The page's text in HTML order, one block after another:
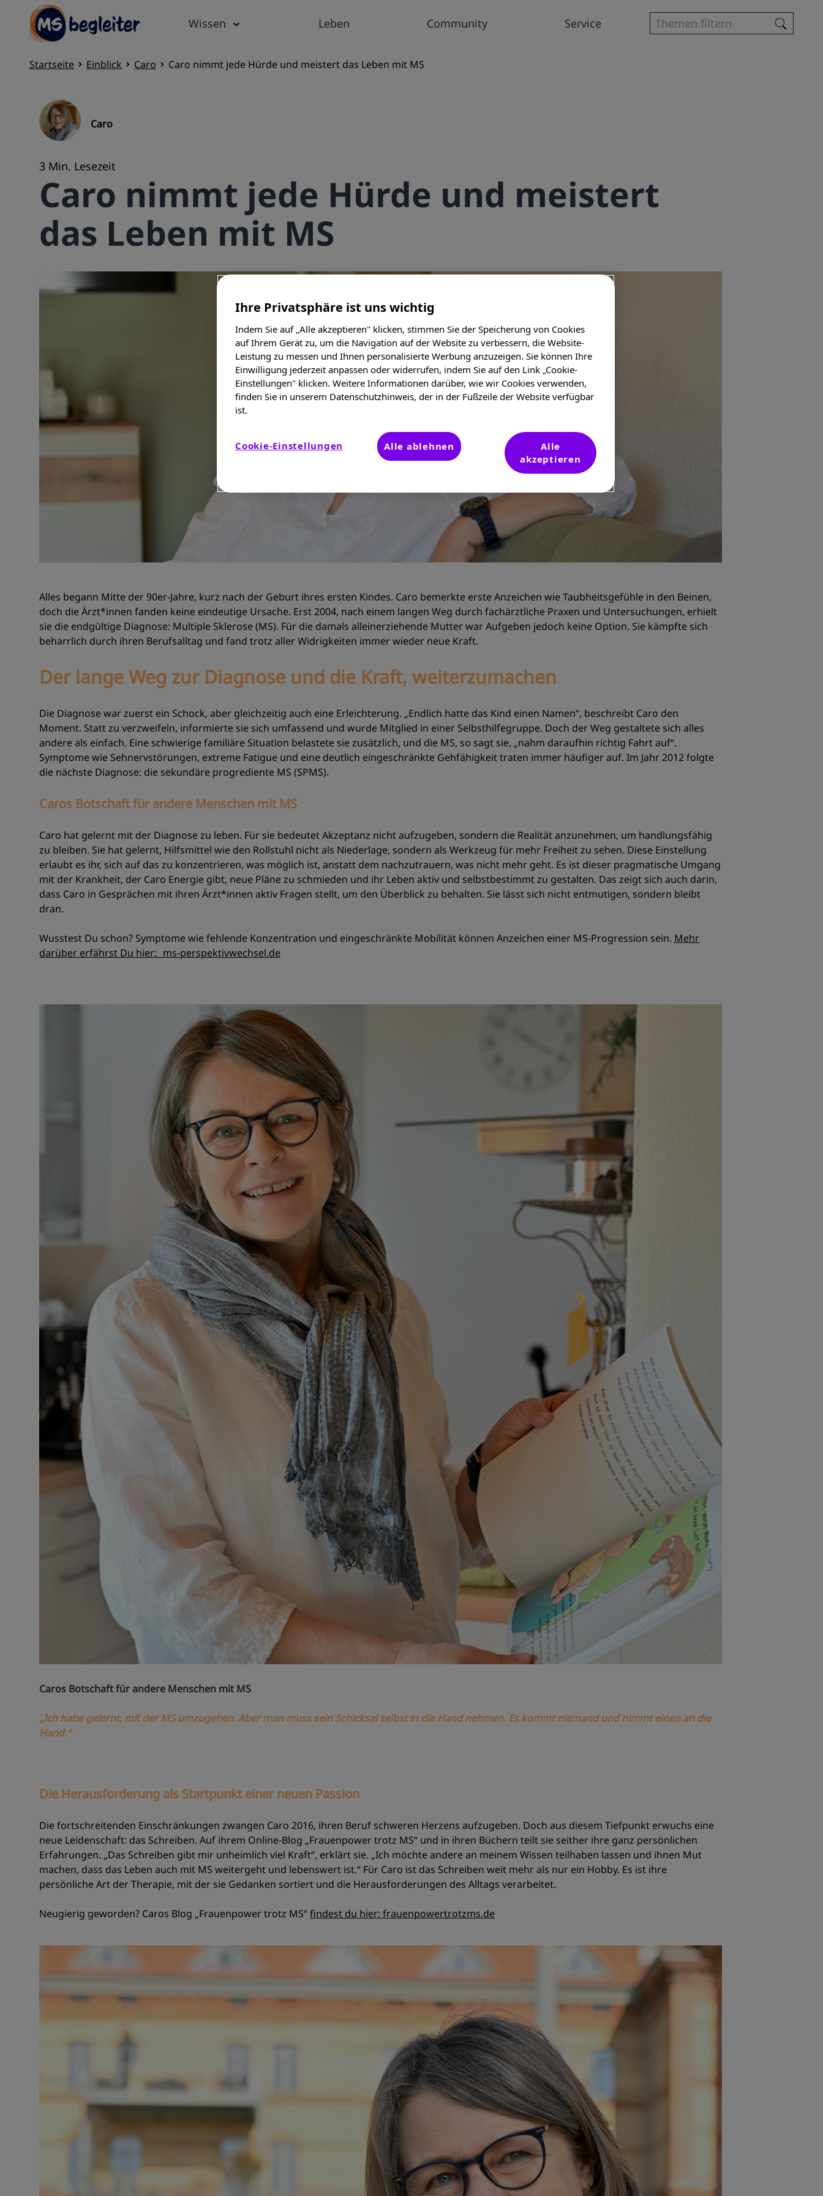
Wissen Leben Community Service
Startseite Einblick Caro Caro nimmt jede Hürde und meistert das Leben mit MS
Caro
3 Min. Lesezeit
Caro nimmt jede Hürde und meistert
das Leben mit MS
Alles begann Mitte der 90er-Jahre, kurz nach der Geburt ihres ersten Kindes. Caro bemerkte erste Anzeichen wie Taubheitsgefühle in den Beinen,
doch die Ärzt*innen fanden keine eindeutige Ursache. Erst 2004, nach einem langen Weg durch fachärztliche Praxen und Untersuchungen, erhielt
sie die endgültige Diagnose: Multiple Sklerose (MS). Für die damals alleinerziehende Mutter war Aufgeben jedoch keine Option. Sie kämpfte sich
beharrlich durch ihren Berufsalltag und fand trotz aller Widrigkeiten immer wieder neue Kraft.
Der lange Weg zur Diagnose und die Kraft, weiterzumachen
Die Diagnose war zuerst ein Schock, aber gleichzeitig auch eine Erleichterung. „Endlich hatte das Kind einen Namen“, beschreibt Caro den
Moment. Statt zu verzweifeln, informierte sie sich umfassend und wurde Mitglied in einer Selbsthilfegruppe. Doch der Weg gestaltete sich alles
andere als einfach. Eine schwierige familiäre Situation belastete sie zusätzlich, und die MS, so sagt sie, „nahm daraufhin richtig Fahrt auf“.
Symptome wie Sehnervstörungen, extreme Fatigue und eine deutlich eingeschränkte Gehfähigkeit traten immer häufiger auf. Im Jahr 2012 folgte
die nächste Diagnose: die sekundäre progrediente MS (SPMS).
Caros Botschaft für andere Menschen mit MS
Caro hat gelernt mit der Diagnose zu leben. Für sie bedeutet Akzeptanz nicht aufzugeben, sondern die Realität anzunehmen, um handlungsfähig
zu bleiben. Sie hat gelernt, Hilfsmittel wie den Rollstuhl nicht als Niederlage, sondern als Werkzeug für mehr Freiheit zu sehen. Diese Einstellung
erlaubt es ihr, sich auf das zu konzentrieren, was möglich ist, anstatt dem nachzutrauern, was nicht mehr geht. Es ist dieser pragmatische Umgang
mit der Krankheit, der Caro Energie gibt, neue Pläne zu schmieden und ihr Leben aktiv und selbstbestimmt zu gestalten. Das zeigt sich auch darin,
dass Caro in Gesprächen mit ihren Ärzt*innen aktiv Fragen stellt, um den Überblick zu behalten. Sie lässt sich nicht entmutigen, sondern bleibt
dran.
Wusstest Du schon? Symptome wie fehlende Konzentration und eingeschränkte Mobilität können Anzeichen einer MS-Progression sein. Mehr
darüber erfährst Du hier: ms-perspektivwechsel.de
Caros Botschaft für andere Menschen mit MS
„Ich habe gelernt, mit der MS umzugehen. Aber man muss sein Schicksal selbst in die Hand nehmen. Es kommt niemand und nimmt einen an die
Hand."
Die Herausforderung als Startpunkt einer neuen Passion
Die fortschreitenden Einschränkungen zwangen Caro 2016, ihren Beruf schweren Herzens aufzugeben. Doch aus diesem Tiefpunkt erwuchs eine
neue Leidenschaft: das Schreiben. Auf ihrem Online-Blog „Frauenpower trotz MS“ und in ihren Büchern teilt sie seither ihre ganz persönlichen
Erfahrungen. „Das Schreiben gibt mir unheimlich viel Kraft“, erklärt sie. „Ich möchte andere an meinem Wissen teilhaben lassen und ihnen Mut
machen, dass das Leben auch mit MS weitergeht und lebenswert ist.“ Für Caro ist das Schreiben weit mehr als nur ein Hobby. Es ist ihre
persönliche Art der Therapie, mit der sie Gedanken sortiert und die Herausforderungen des Alltags verarbeitet.
Neugierig geworden? Caros Blog „Frauenpower trotz MS“findest du hier: frauenpowertrotzms.de
Ihre Privatsphäre ist uns wichtig
Indem Sie auf „Alle akzeptieren" klicken, stimmen Sie der Speicherung von Cookies
auf Ihrem Gerät zu, um die Navigation auf der Website zu verbessern, die Website-
Leistung zu messen und Ihnen personalisierte Werbung anzuzeigen. Sie können Ihre
Einwilligung jederzeit anpassen oder widerrufen, indem Sie auf den Link „Cookie-
Einstellungen" klicken. Weitere Informationen darüber, wie wir Cookies verwenden,
finden Sie in unserem Datenschutzhinweis, der in der Fußzeile der Website verfügbar
ist.
Cookie-Einstellungen
Alle
akzeptieren
Alle ablehnen